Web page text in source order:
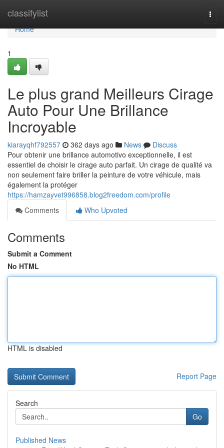
classifylist
Home
Home
1
Le plus grand Meilleurs Cirage
Auto Pour Une Brillance
Incroyable
kiarayqhf792557 362 days ago News
Discuss
Pour obtenir une brillance automotivo exceptionnelle, il est
essentiel de choisir le cirage auto parfait. Un cirage de qualité va
non seulement faire briller la peinture de votre véhicule, mais
également la protéger
https://hamzayvet996858.blog2freedom.com/profile
Comments
Who Upvoted
Comments
Submit a Comment
No HTML
HTML is disabled
Report Page
Search
Go
Published News